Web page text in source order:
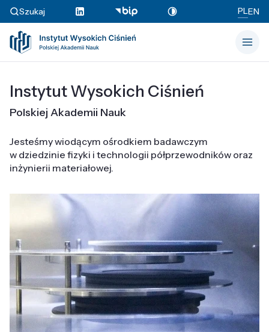
Szukaj PLEN
Instytut Wysokich Ciśnień
Polskiej Akademii Nauk
Jesteśmy wiodącym ośrodkiem badawczym
w dziedzinie fizyki i technologii półprzewodników oraz
inżynierii materiałowej.